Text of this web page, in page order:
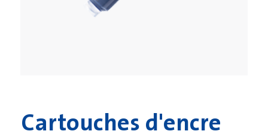
Cartouches d'encre